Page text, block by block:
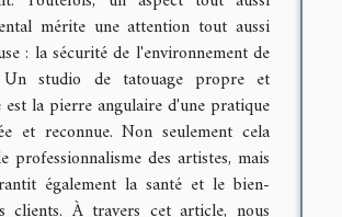
mérite une attention tout aussi
: la sécurité de l'environnement de
Un studio de tatouage propre et
est la pierre angulaire d'une pratique
et reconnue. Non seulement cela
professionnalisme des artistes, mais
également la santé et le bien-